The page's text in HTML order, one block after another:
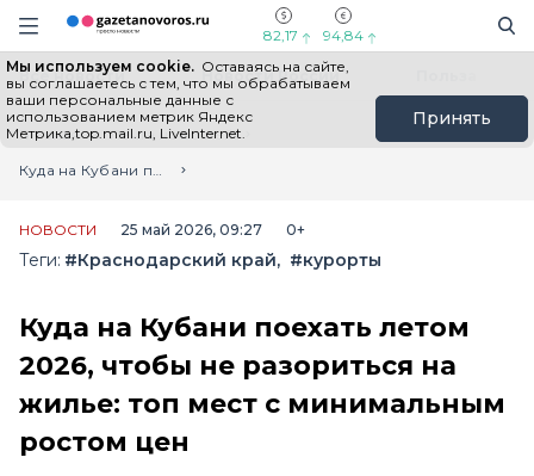
Информационный портал "ГазетаНоворос.ру"
Навигация сайта
82,17 94,84
Мы используем cookie. Оставаясь на сайте,
вы соглашаетесь с тем, что мы обрабатываем
ваши персональные данные с
использованием метрик Яндекс
Метрика,top.mail.ru, LiveInternet.
Принять
Все новости Новости России
Главная
Лента новостей
Куда на Кубани поехать летом 2026, чтобы не разориться на жилье: топ мест с минимальным ростом цен
НОВОСТИ 25 май 2026, 09:27 0+
Теги: #Краснодарский край #курорты
Куда на Кубани поехать летом
2026, чтобы не разориться на
жилье: топ мест с минимальным
ростом цен